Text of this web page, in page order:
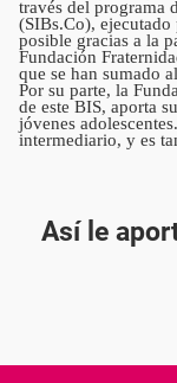
través del programa
(SIBs.Co),
posible gracias a la
Fundación
que se han sumado
Por su parte, la
de este BIS, aporta
jóvenes
intermediario, y es
Así le